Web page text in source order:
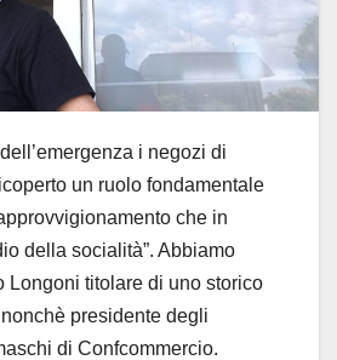
i negozi di
un ruolo fondamentale
che in
della socialità”. Abbiamo
Longoni titolare di uno storico
presidente degli
di Confcommercio.